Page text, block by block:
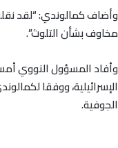
وأضاف كمالوندي: “لقد
مخاوف بشأن التلوث”.
وأفاد المسؤول النووي
الإسرائيلية، ووفقا
الجوفية.